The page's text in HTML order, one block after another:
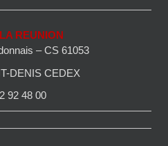
REUNION
– CS 61053
DENIS CEDEX
92 48 00